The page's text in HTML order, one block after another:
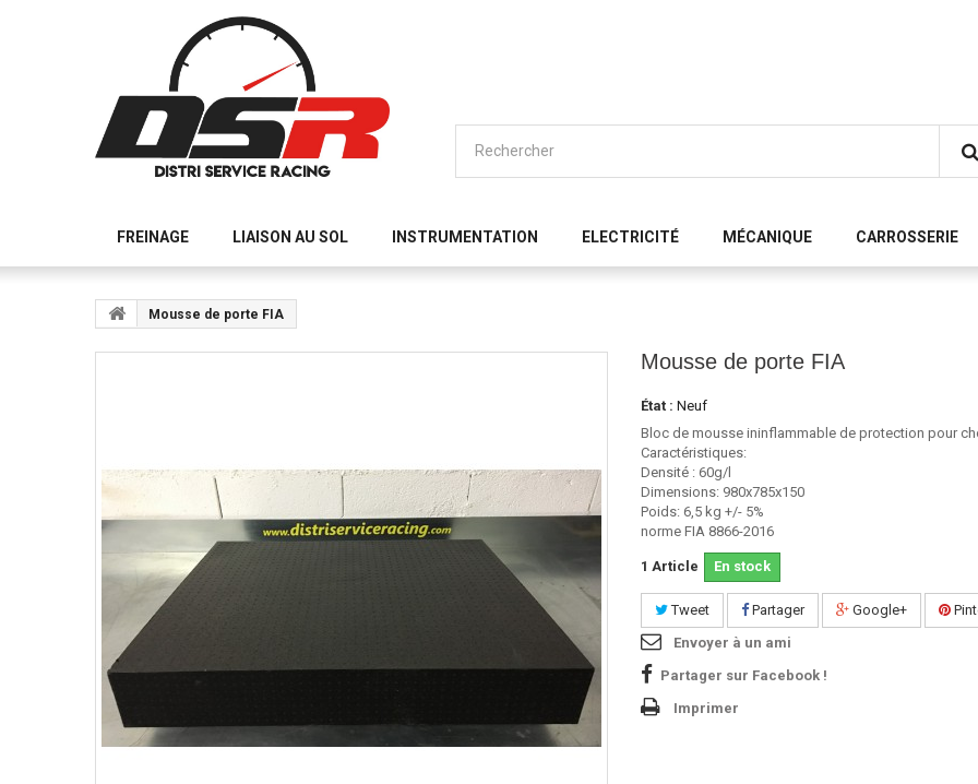
FREINAGE LIAISON AU SOL INSTRUMENTATION ELECTRICITÉ MÉCANIQUE CARROSSERIE
Mousse de porte FIA
Mousse de porte FIA
État : Neuf
Bloc de mousse ininflammable de protection pour
Caractéristiques:
Densité : 60g/l
Dimensions: 980x785x150
Poids: 6,5 kg +/- 5%
norme FIA 8866-2016
1 Article En stock
Tweet Partager Google+
Envoyer à un ami
Partager sur Facebook !
Imprimer